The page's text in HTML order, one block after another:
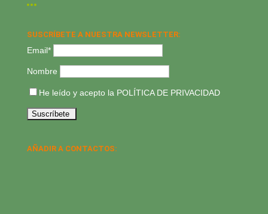
SUSCRÍBETE A NUESTRA NEWSLETTER:
Email*
Nombre
He leído y acepto la POLÍTICA DE PRIVACIDAD
AÑADIR A CONTACTOS: